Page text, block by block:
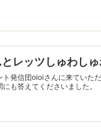
レッツしゅわしゅ
発信団oioiさんに来ていた
も答えてくださいました。